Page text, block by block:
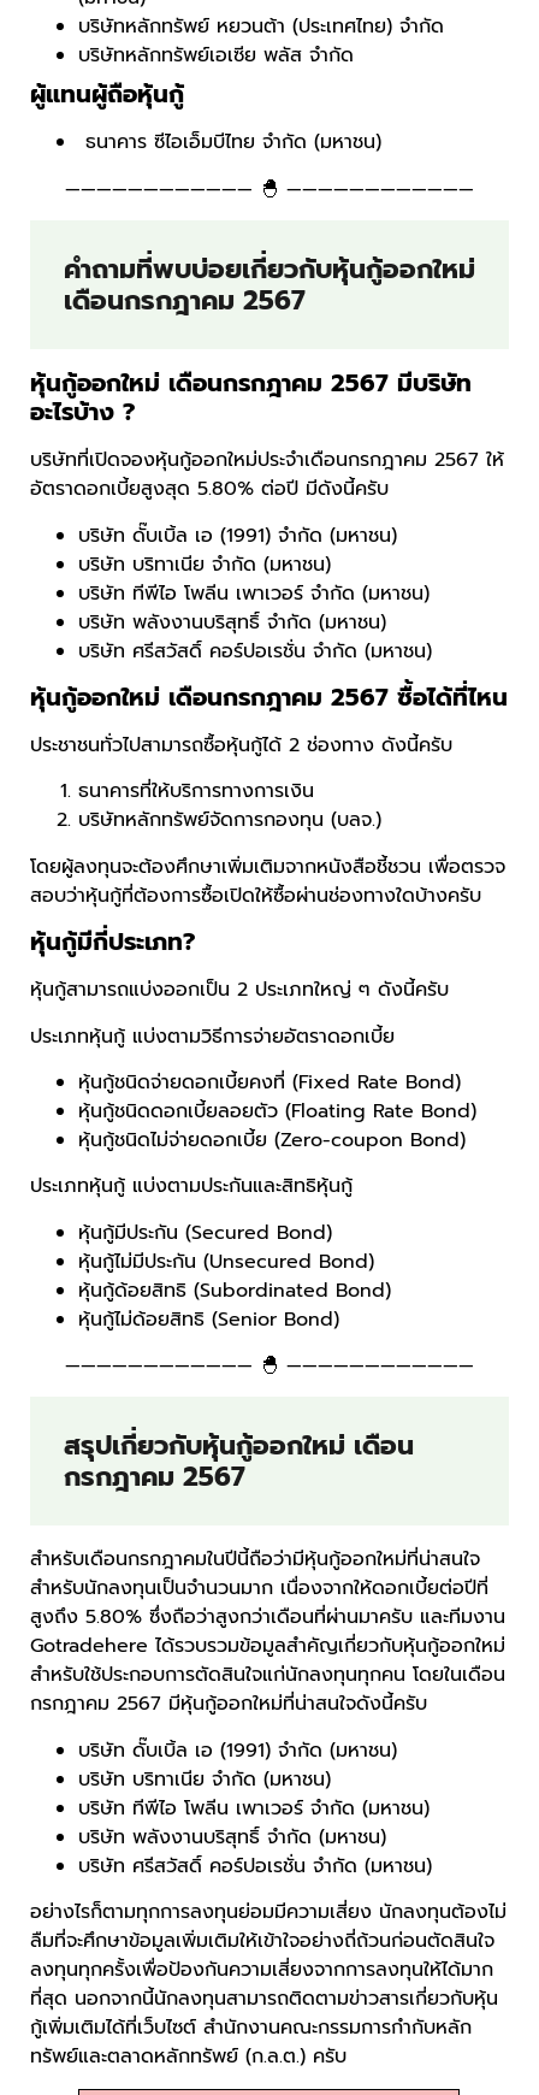
บริษัทหลักทรัพย์ หยวนต้า (ประเทศไทย) จำกัด
บริษัทหลักทรัพย์เอเซีย พลัส จำกัด
ผู้แทนผู้ถือหุ้นกู้
ธนาคาร ซีไอเอ็มบีไทย จำกัด (มหาชน)
———————————— 🐣 ————————————
คำถามที่พบบ่อยเกี่ยวกับหุ้นกู้ออกใหม่
เดือนกรกฎาคม 2567
หุ้นกู้ออกใหม่ เดือนกรกฎาคม 2567 มีบริษัท
อะไรบ้าง ?
บริษัทที่เปิดจองหุ้นกู้ออกใหม่ประจำเดือนกรกฎาคม 2567 ให้
อัตราดอกเบี้ยสูงสุด 5.80% ต่อปี มีดังนี้ครับ
บริษัท ดั๊บเบิ้ล เอ (1991) จำกัด (มหาชน)
บริษัท บริทาเนีย จำกัด (มหาชน)
บริษัท ทีพีไอ โพลีน เพาเวอร์ จำกัด (มหาชน)
บริษัท พลังงานบริสุทธิ์ จำกัด (มหาชน)
บริษัท ศรีสวัสดิ์ คอร์ปอเรชั่น จำกัด (มหาชน)
หุ้นกู้ออกใหม่ เดือนกรกฎาคม 2567 ซื้อได้ที่ไหน
ประชาชนทั่วไปสามารถซื้อหุ้นกู้ได้ 2 ช่องทาง ดังนี้ครับ
ธนาคารที่ให้บริการทางการเงิน
บริษัทหลักทรัพย์จัดการกองทุน (บลจ.)
โดยผู้ลงทุนจะต้องศึกษาเพิ่มเติมจากหนังสือชี้ชวน เพื่อตรวจ
สอบว่าหุ้นกู้ที่ต้องการซื้อเปิดให้ซื้อผ่านช่องทางใดบ้างครับ
หุ้นกู้มีกี่ประเภท?
หุ้นกู้สามารถแบ่งออกเป็น 2 ประเภทใหญ่ ๆ ดังนี้ครับ
ประเภทหุ้นกู้ แบ่งตามวิธีการจ่ายอัตราดอกเบี้ย
หุ้นกู้ชนิดจ่ายดอกเบี้ยคงที่ (Fixed Rate Bond)
หุ้นกู้ชนิดดอกเบี้ยลอยตัว (Floating Rate Bond)
หุ้นกู้ชนิดไม่จ่ายดอกเบี้ย (Zero-coupon Bond)
ประเภทหุ้นกู้ แบ่งตามประกันและสิทธิหุ้นกู้
หุ้นกู้มีประกัน (Secured Bond)
หุ้นกู้ไม่มีประกัน (Unsecured Bond)
หุ้นกู้ด้อยสิทธิ (Subordinated Bond)
หุ้นกู้ไม่ด้อยสิทธิ (Senior Bond)
———————————— 🐣 ————————————
สรุปเกี่ยวกับหุ้นกู้ออกใหม่ เดือน
กรกฎาคม 2567
สำหรับเดือนกรกฎาคมในปีนี้ถือว่ามีหุ้นกู้ออกใหม่ที่น่าสนใจ
สำหรับนักลงทุนเป็นจำนวนมาก เนื่องจากให้ดอกเบี้ยต่อปีที่
สูงถึง 5.80% ซึ่งถือว่าสูงกว่าเดือนที่ผ่านมาครับ และทีมงาน
Gotradehere ได้รวบรวมข้อมูลสำคัญเกี่ยวกับหุ้นกู้ออกใหม่
สำหรับใช้ประกอบการตัดสินใจแก่นักลงทุนทุกคน โดยในเดือน
กรกฎาคม 2567 มีหุ้นกู้ออกใหม่ที่น่าสนใจดังนี้ครับ
บริษัท ดั๊บเบิ้ล เอ (1991) จำกัด (มหาชน)
บริษัท บริทาเนีย จำกัด (มหาชน)
บริษัท ทีพีไอ โพลีน เพาเวอร์ จำกัด (มหาชน)
บริษัท พลังงานบริสุทธิ์ จำกัด (มหาชน)
บริษัท ศรีสวัสดิ์ คอร์ปอเรชั่น จำกัด (มหาชน)
อย่างไรก็ตามทุกการลงทุนย่อมมีความเสี่ยง นักลงทุนต้องไม่
ลืมที่จะศึกษาข้อมูลเพิ่มเติมให้เข้าใจอย่างถี่ถ้วนก่อนตัดสินใจ
ลงทุนทุกครั้งเพื่อป้องกันความเสี่ยงจากการลงทุนให้ได้มาก
ที่สุด นอกจากนี้นักลงทุนสามารถติดตามข่าวสารเกี่ยวกับหุ้น
กู้เพิ่มเติมได้ที่เว็บไซต์ สำนักงานคณะกรรมการกำกับหลัก
ทรัพย์และตลาดหลักทรัพย์ (ก.ล.ต.) ครับ